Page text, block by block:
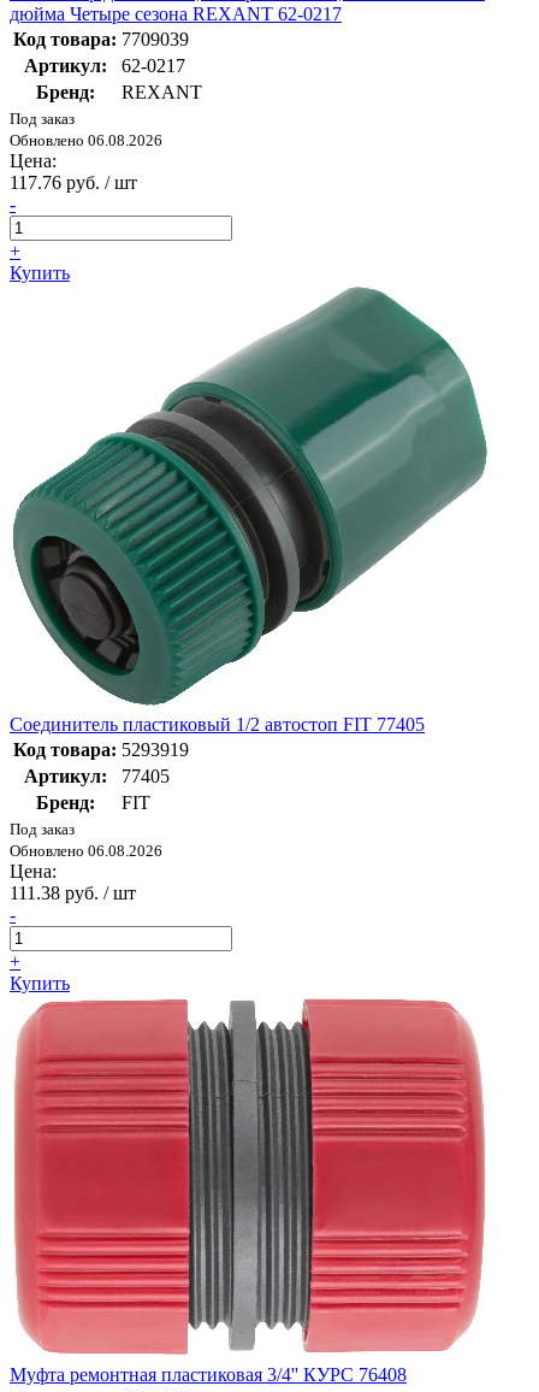
дюйма Четыре сезона REXANT 62-0217
Код товара: 7709039
Артикул:
62-0217
Бренд:
REXANT
Под заказ
Обновлено 06.08.2026
Цена:
117.76 руб. / шт
-
+
Купить
Соединитель пластиковый 1/2 автостоп FIT 77405
Код товара: 5293919
Артикул:
77405
Бренд:
FIT
Под заказ
Обновлено 06.08.2026
Цена:
111.38 руб. / шт
-
+
Купить
Муфта ремонтная пластиковая 3/4'' КУРС 76408